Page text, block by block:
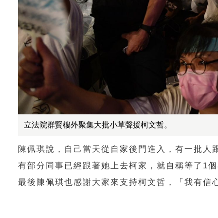
立法院群賢樓外聚集大批小草聲援柯文哲。
陳佩琪說，自己當天從自家後門進入，有一批
有部分同事已經跟著她上去柯家，就自稱等了1
最後陳佩琪也感謝大家來支持柯文哲，「我有信